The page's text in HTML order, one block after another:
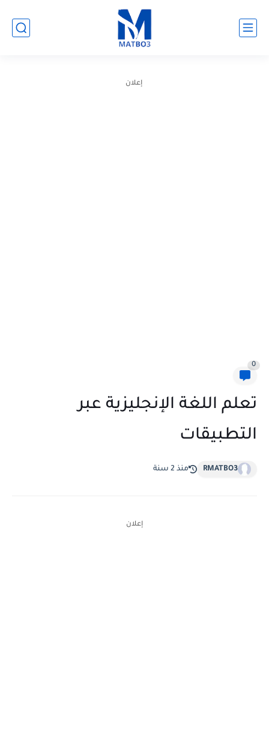
إعلان
0
تعلم اللغة الإنجليزية عبر
التطبيقات
RMATBO3 منذ 2 سنة
إعلان